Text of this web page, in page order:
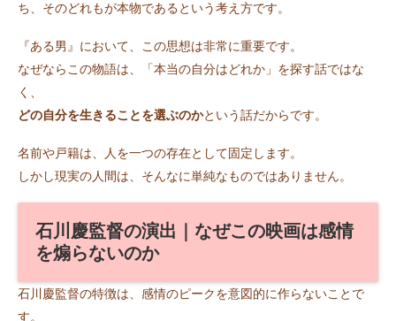
ち、そのどれもが本物であるという考え方です。
『ある男』において、この思想は非常に重要です。
なぜならこの物語は、「本当の自分はどれか」を探す話ではな
く、
どの自分を生きることを選ぶのかという話だからです。
名前や戸籍は、人を一つの存在として固定します。
しかし現実の人間は、そんなに単純なものではありません。
石川慶監督の演出｜なぜこの映画は感情
を煽らないのか
石川慶監督の特徴は、感情のピークを意図的に作らないことで
す。